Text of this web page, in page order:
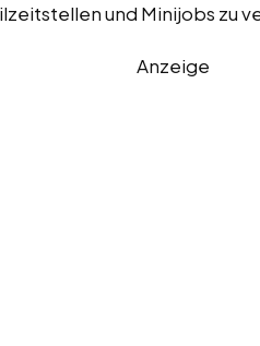
und Minijobs zu
Anzeige